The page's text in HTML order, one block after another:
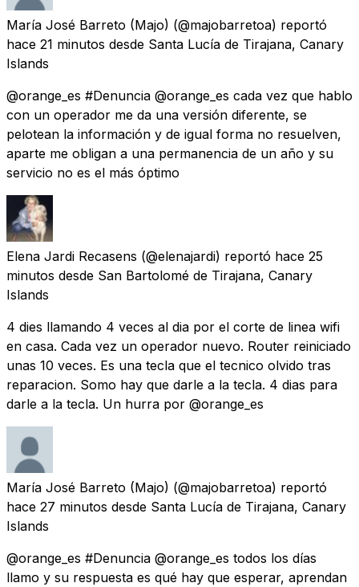
María José Barreto (Majo) (@majobarretoa) reportó
hace 21 minutos desde Santa Lucía de Tirajana, Canary
Islands
@orange_es #Denuncia @orange_es cada vez que hablo
con un operador me da una versión diferente, se
pelotean la información y de igual forma no resuelven,
aparte me obligan a una permanencia de un año y su
servicio no es el más óptimo
Elena Jardi Recasens (@elenajardi) reportó hace 25
minutos desde San Bartolomé de Tirajana, Canary
Islands
4 dies llamando 4 veces al dia por el corte de linea wifi
en casa. Cada vez un operador nuevo. Router reiniciado
unas 10 veces. Es una tecla que el tecnico olvido tras
reparacion. Somo hay que darle a la tecla. 4 dias para
darle a la tecla. Un hurra por @orange_es
María José Barreto (Majo) (@majobarretoa) reportó
hace 27 minutos desde Santa Lucía de Tirajana, Canary
Islands
@orange_es #Denuncia @orange_es todos los días
llamo y su respuesta es qué hay que esperar, aprendan